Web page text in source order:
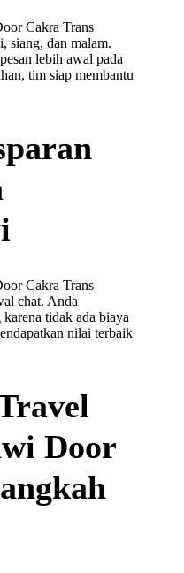
Cakra Trans
siang, dan malam.
lebih awal pada
tim siap membantu
Cakra Trans
chat. Anda
tidak ada biaya
nilai terbaik
Door